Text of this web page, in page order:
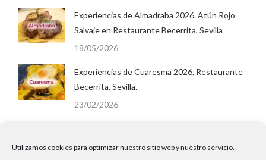
Utilizamos cookies para optimizar nuestro sitio web y nuestro servicio.
Experiencias de Almadraba 2026. Atún Rojo
Salvaje en Restaurante Becerrita, Sevilla
18/05/2026
Experiencias de Cuaresma 2026. Restaurante
Becerrita, Sevilla.
23/02/2026
Sevilla. Menú Degustación Cena.